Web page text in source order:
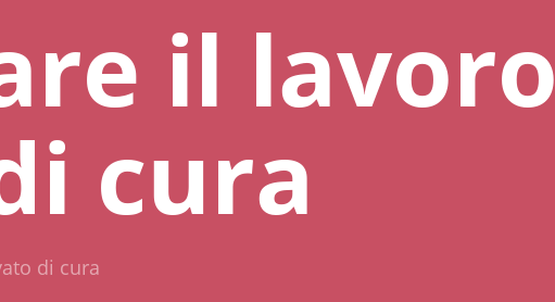
il lavoro
cura
di cura